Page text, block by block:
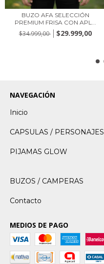
BUZO AFA SELECCIÓN
PREMIUM FRISA CON APL...
$34.999,00 $29.999,00
NAVEGACIÓN
Inicio
CAPSULAS / PERSONAJES
PIJAMAS GLOW
BUZOS / CAMPERAS
Contacto
MEDIOS DE PAGO